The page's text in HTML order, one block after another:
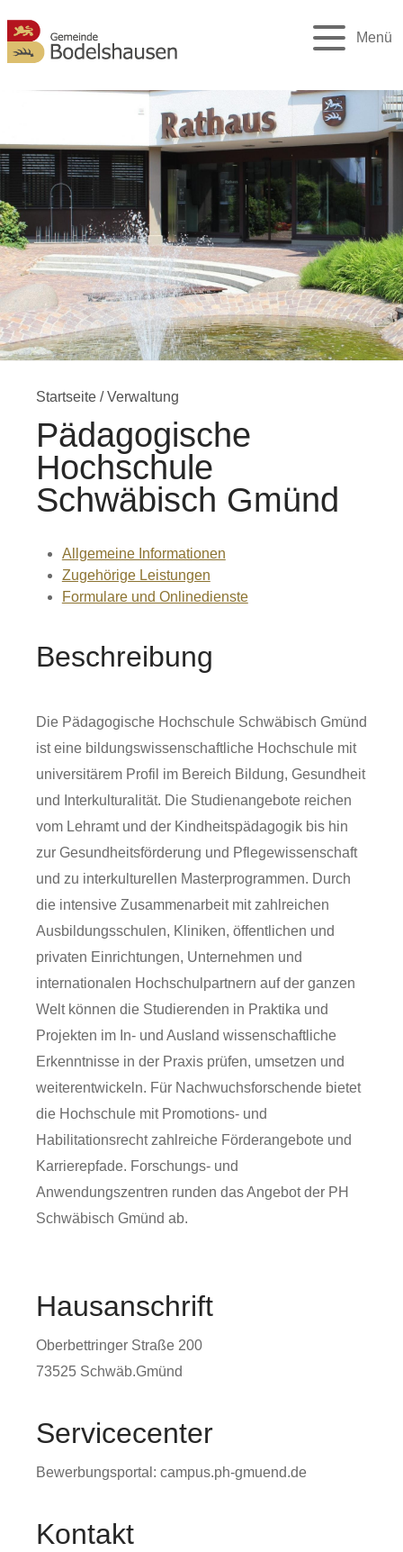
Menü
Startseite /Verwaltung
Pädagogische
Hochschule
Schwäbisch Gmünd
Allgemeine Informationen
Zugehörige Leistungen
Formulare und Onlinedienste
Beschreibung
Die Pädagogische Hochschule Schwäbisch Gmünd
ist eine bildungswissenschaftliche Hochschule mit
universitärem Profil im Bereich Bildung, Gesundheit
und Interkulturalität. Die Studienangebote reichen
vom Lehramt und der Kindheitspädagogik bis hin
zur Gesundheitsförderung und Pflegewissenschaft
und zu interkulturellen Masterprogrammen. Durch
die intensive Zusammenarbeit mit zahlreichen
Ausbildungsschulen, Kliniken, öffentlichen und
privaten Einrichtungen, Unternehmen und
internationalen Hochschulpartnern auf der ganzen
Welt können die Studierenden in Praktika und
Projekten im In- und Ausland wissenschaftliche
Erkenntnisse in der Praxis prüfen, umsetzen und
weiterentwickeln. Für Nachwuchsforschende bietet
die Hochschule mit Promotions- und
Habilitationsrecht zahlreiche Förderangebote und
Karrierepfade. Forschungs- und
Anwendungszentren runden das Angebot der PH
Schwäbisch Gmünd ab.
Hausanschrift
Oberbettringer Straße 200
73525 Schwäb.Gmünd
Servicecenter
Bewerbungsportal: campus.ph-gmuend.de
Kontakt